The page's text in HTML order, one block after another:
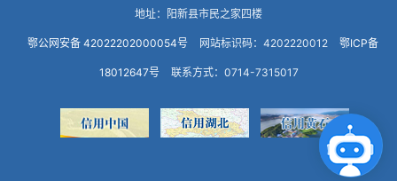
地址：阳新县市民之家四楼
鄂公网安备 42022202000054号 网站标识码：4202220012 鄂ICP备
18012647号 联系方式：0714-7315017